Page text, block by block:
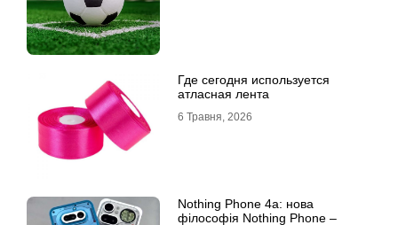
Где сегодня используется
атласная лента
6 Травня, 2026
Nothing Phone 4a: нова
філософія Nothing Phone –